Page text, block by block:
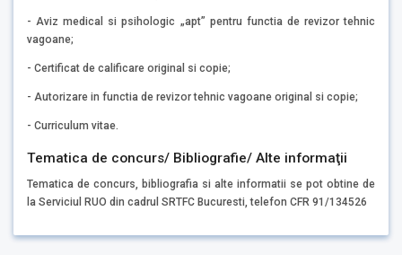
- Aviz medical si psihologic „apt” pentru functia de revizor tehnic
vagoane;
- Certificat de calificare original si copie;
- Autorizare in functia de revizor tehnic vagoane original si copie;
- Curriculum vitae.
Tematica de concurs/ Bibliografie/ Alte informaţii
Tematica de concurs, bibliografia si alte informatii se pot obtine de
la Serviciul RUO din cadrul SRTFC Bucuresti, telefon CFR 91/134526